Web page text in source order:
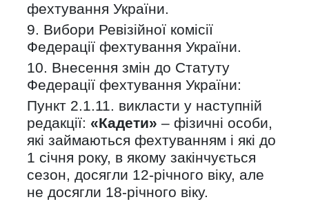
фехтування України.
9. Вибори Ревізійної комісії
Федерації фехтування України.
10. Внесення змін до Статуту
Федерації фехтування України:
Пункт 2.1.11. викласти у наступній
редакції: «Кадети» – фізичні особи,
які займаються фехтуванням і які до
1 січня року, в якому закінчується
сезон, досягли 12-річного віку, але
не досягли 18-річного віку.